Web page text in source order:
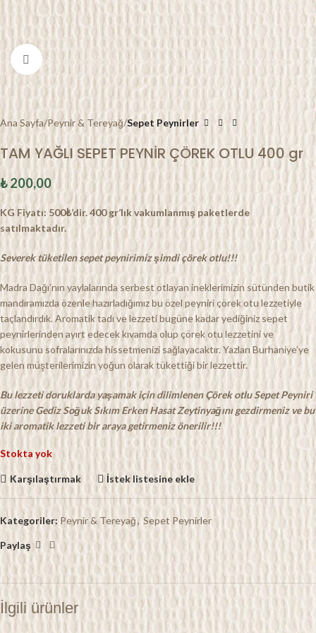
Click to enlarge
Ana Sayfa Peynir & Tereyağ Sepet Peynirler
TAM YAĞLI SEPET PEYNİR ÇÖREK OTLU 400 gr
₺200,00
KG Fiyatı: 500₺’dir. 400gr’lık vakumlanmış paketlerde
satılmaktadır.
Severek tüketilen sepet peynirimiz şimdi çörek otlu!!!
Madra Dağı’nın yaylalarında serbest otlayan ineklerimizin sütünden butik
mandıramızda özenle hazırladığımız bu özel peyniri çörek otu lezzetiyle
taçlandırdık. Aromatik tadı ve lezzeti bugüne kadar yediğiniz sepet
peynirlerinden ayırt edecek kıvamda olup çörek otu lezzetini ve
kokusunu sofralarınızda hissetmenizi sağlayacaktır. Yazları Burhaniye’ye
gelen müşterilerimizin yoğun olarak tükettiği bir lezzettir.
Bu lezzeti doruklarda yaşamak için dilimlenen Çörek otlu Sepet Peyniri
üzerine Gediz Soğuk Sıkım Erken Hasat Zeytinyağını gezdirmeniz ve bu
iki aromatik lezzeti bir araya getirmeniz önerilir!!!
Stokta yok
Karşılaştırmak İstek listesine ekle
Kategoriler: Peynir & Tereyağ, Sepet Peynirler
Paylaş
İlgili ürünler